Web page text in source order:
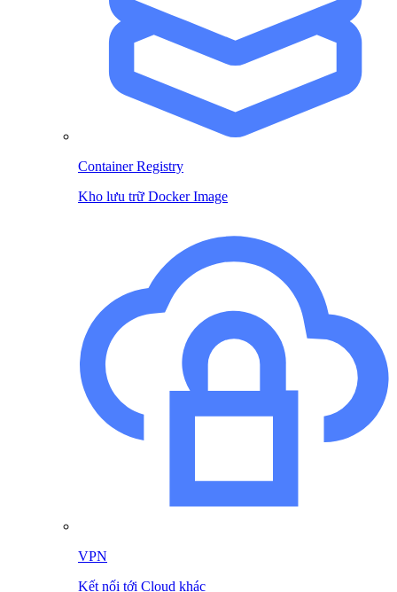
Container Registry
Kho lưu trữ Docker Image
VPN
Kết nối tới Cloud khác